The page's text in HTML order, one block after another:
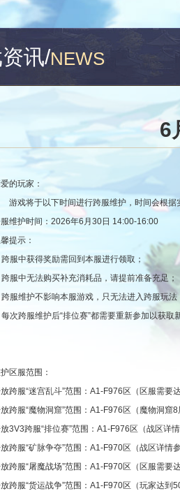
讯/NEWS
6
的玩家：
戏将于以下时间进行跨服维护，时间会根据
维护时间：2026年6月30日 14:00-16:00
提示：
跨服中获得奖励需回到本服进行领取；
服中无法购买补充消耗品，请提前准备充足；
跨服维护不影响本服游戏，只无法进入跨服玩法
次跨服维护后“排位赛”都需要重新参加以获取
区服范围：
跨服“迷宫乱斗”范围：A1-F976区（区服需要
跨服“魔物洞窟”范围：A1-F976区（魔物洞窟
3V3跨服“排位赛”范围：A1-F976区（战区详
跨服“矿脉争夺”范围：A1-F970区（战区详情参
跨服“屠魔战场”范围：A1-F970区（区服需要
跨服“货运战争”范围：A1-F970区（玩家达到